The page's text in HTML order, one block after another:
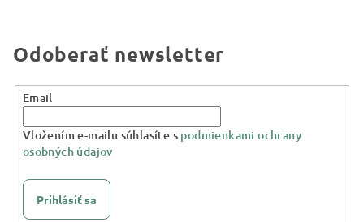
Odoberať newsletter
Email
Vložením e-mailu súhlasíte s podmienkami ochrany
osobných údajov
Prihlásiť sa